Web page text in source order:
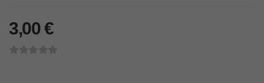
3,00€